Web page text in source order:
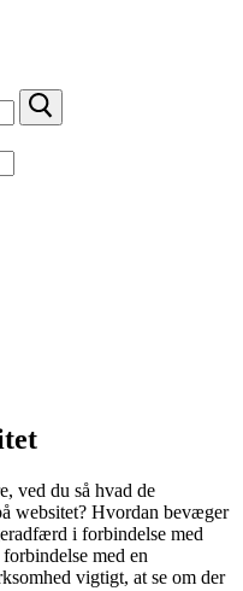
ved du så hvad de
websitet? Hvordan bevæger
i forbindelse med
med en
vigtigt, at se om der